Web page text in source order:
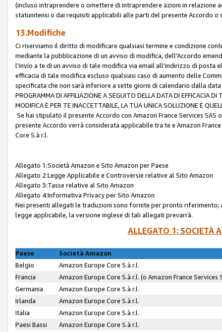
(incluso intraprendere o omettere di intraprendere azioni in relazione
statunitensi o dai requisiti applicabili alle parti del presente Accordo o
13.Modifiche
Ci riserviamo il diritto di modificare qualsiasi termine e condizione
mediante la pubblicazione di un avviso di modifica, dell'Accordo
l'invio a te di un avviso di tale modifica via email all'indirizzo di
efficacia di tale modifica escluso qualsiasi caso di aumento delle
specificata che non sarà inferiore a sette giorni di calendario dalla data
PROGRAMMA DI AFFILIAZIONE A SEGUITO DELLA DATA DI EFFICACIA
MODIFICA È PER TE INACCETTABILE, LA TUA UNICA SOLUZIONE È
Se hai stipulato il presente Accordo con Amazon France Services
presente Accordo verrà considerata applicabile tra te e Amazon
Core S.à r.l.
Allegato 1:Società Amazon e Sito Amazon per Paese
Allegato 2:Legge Applicabile e Controversie relative al Sito Amazon
Allegato 3:Tasse relative al Sito Amazon
Allegato 4:Informativa Privacy per Sito Amazon
Nei presenti allegati le traduzioni sono fornite per pronto riferimento;
legge applicabile, la versione inglese di tali allegati prevarrà.
ALLEGATO 1: SOCIETÀ
Paese
Società Amazon
Belgio
Amazon Europe Core S.à r.l.
Francia
Amazon Europe Core S.à r.l. (o Amazon France
Germania
Amazon Europe Core S.à r.l.
Irlanda
Amazon Europe Core S.à r.l.
Italia
Amazon Europe Core S.à r.l.
Paesi Bassi
Amazon Europe Core S.à r.l.